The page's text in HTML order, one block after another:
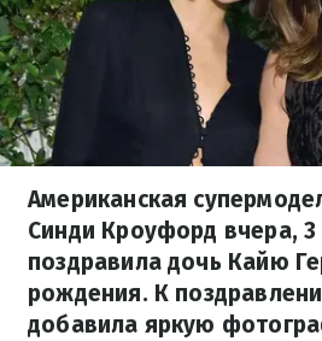
Американская
Синди Кроуфорд вчера, 3
поздравила дочь Кайю
рождения. К
добавила яркую